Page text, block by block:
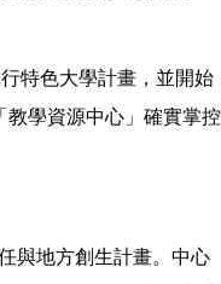
特色大學計畫，並開始
教學資源中心」確實掌控
與地方創生計畫。中心